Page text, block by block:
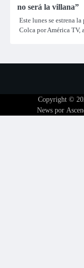
no será la villana”
Este lunes se estrena
Colca por América TV,
Copyright ©
News por